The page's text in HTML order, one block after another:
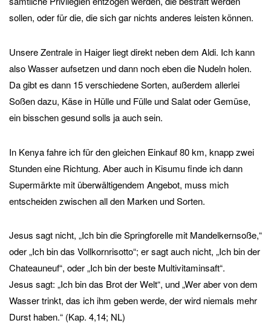
sollen, oder für die, die sich gar nichts anderes leisten können.
Unsere Zentrale in Haiger liegt direkt neben dem Aldi. Ich kann
also Wasser aufsetzen und dann noch eben die Nudeln holen.
Da gibt es dann 15 verschiedene Sorten, außerdem allerlei
Soßen dazu, Käse in Hülle und Fülle und Salat oder Gemüse,
ein bisschen gesund solls ja auch sein.
In Kenya fahre ich für den gleichen Einkauf 80 km, knapp zwei
Stunden eine Richtung. Aber auch in Kisumu finde ich dann
Supermärkte mit überwältigendem Angebot, muss mich
entscheiden zwischen all den Marken und Sorten.
Jesus sagt nicht, „Ich bin die Springforelle mit Mandelkernsoße,“
oder „Ich bin das Vollkornrisotto“; er sagt auch nicht, „Ich bin der
Chateauneuf“, oder „Ich bin der beste Multivitaminsaft“.
Jesus sagt: „Ich bin das Brot der Welt“, und „Wer aber von dem
Wasser trinkt, das ich ihm geben werde, der wird niemals mehr
Durst haben.“ (Kap. 4,14; NL)